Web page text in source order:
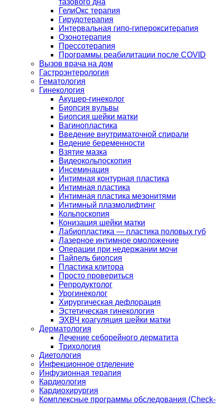
тазового дна
ГелиОкс терапия
Гирудотерапия
Интервальная гипо-гиперокситерапия
Озонотерапия
Прессотерапия
Программы реабилитации после СOVID
Вызов врача на дом
Гастроэнтерология
Гематология
Гинекология
Акушер-гинеколог
Биопсия вульвы
Биопсия шейки матки
Вагинопластика
Введение внутриматочной спирали
Ведение беременности
Взятие мазка
Видеокольпоскопия
Инсеминация
Интимная контурная пластика
Интимная пластика
Интимная пластика мезонитями
Интимный плазмолифтинг
Кольпоскопия
Конизация шейки матки
Лабиопластика — пластика половых губ
Лазерное интимное омоложение
Операции при недержании мочи
Пайпель биопсия
Пластика клитора
Просто провериться
Репродуктолог
Урогинеколог
Хирургическая дефлорация
Эстетическая гинекология
ЭХВЧ коагуляция шейки матки
Дерматология
Лечение себорейного дерматита
Трихология
Диетология
Инфекционное отделение
Инфузионная терапия
Кардиология
Кардиохирургия
Комплексные программы обследования (Check-